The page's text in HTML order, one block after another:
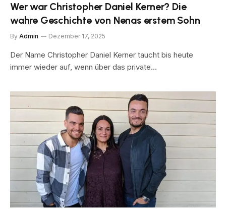
Wer war Christopher Daniel Kerner? Die
wahre Geschichte von Nenas erstem Sohn
By Admin Dezember 17, 2025
Der Name Christopher Daniel Kerner taucht bis heute
immer wieder auf, wenn über das private…